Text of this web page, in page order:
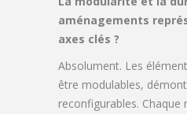
aménagements
axes clés ?
Absolument. Les
être modulables,
reconfigurables.